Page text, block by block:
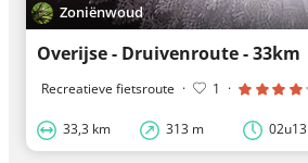
Zoniënwoud
Overijse - Druivenroute - 33km
Recreatieve fietsroute · 1 ·
33,3 km 313 m 02u13